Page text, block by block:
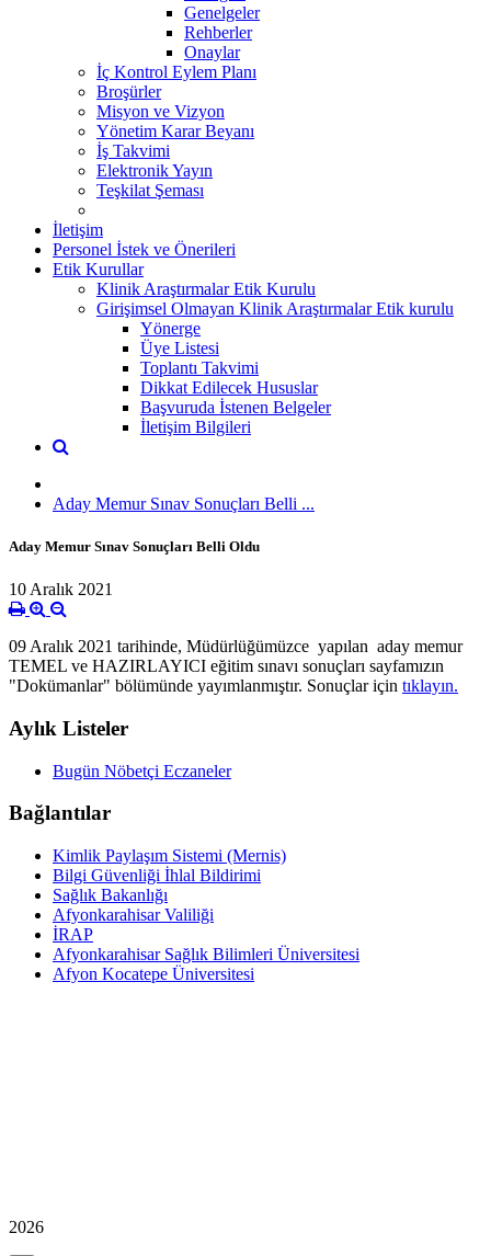
Genelgeler
Rehberler
Onaylar
İç Kontrol Eylem Planı
Broşürler
Misyon ve Vizyon
Yönetim Karar Beyanı
İş Takvimi
Elektronik Yayın
Teşkilat Şeması
İletişim
Personel İstek ve Önerileri
Etik Kurullar
Klinik Araştırmalar Etik Kurulu
Girişimsel Olmayan Klinik Araştırmalar Etik kurulu
Yönerge
Üye Listesi
Toplantı Takvimi
Dikkat Edilecek Hususlar
Başvuruda İstenen Belgeler
İletişim Bilgileri
Aday Memur Sınav Sonuçları Belli ...
Aday Memur Sınav Sonuçları Belli Oldu
10 Aralık 2021
09 Aralık 2021 tarihinde, Müdürlüğümüzce yapılan aday memur
TEMEL ve HAZIRLAYICI eğitim sınavı sonuçları sayfamızın
"Dokümanlar" bölümünde yayımlanmıştır. Sonuçlar için tıklayın.
Aylık Listeler
Bugün Nöbetçi Eczaneler
Bağlantılar
Kimlik Paylaşım Sistemi (Mernis)
Bilgi Güvenliği İhlal Bildirimi
Sağlık Bakanlığı
Afyonkarahisar Valiliği
İRAP
Afyonkarahisar Sağlık Bilimleri Üniversitesi
Afyon Kocatepe Üniversitesi
2026